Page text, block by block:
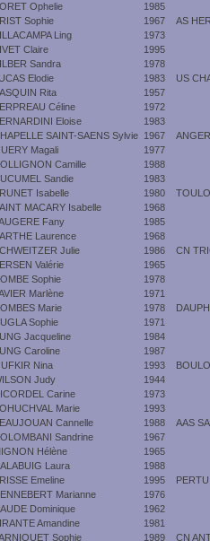
Ophelie
1985
Sophie 1967
AS
Ling
1973
Claire
1995
Sandra
1978
Elodie 1983
US
Rita
1957
Céline
1972
Eloise
1983
SAINT-SAENS Sylvie 1967
Magali
1977
Camille
1988
Sandie
1983
Isabelle 1980
MACARY Isabelle
1968
Fany
1985
Laurence
1968
Julie 1986
CN
Valérie
1965
Sophie
1978
Marlène
1971
Marie 1978
Sophie
1971
Jacqueline
1984
Caroline
1987
Nina 1993
Judy
1944
Carine
1973
Marie
1993
Cannelle 1988
AAS
Sandrine
1967
Hélène
1965
Laura
1988
Emeline 1995
Marianne
1976
Dominique
1962
Amandine
1981
Sophie 1989 CN